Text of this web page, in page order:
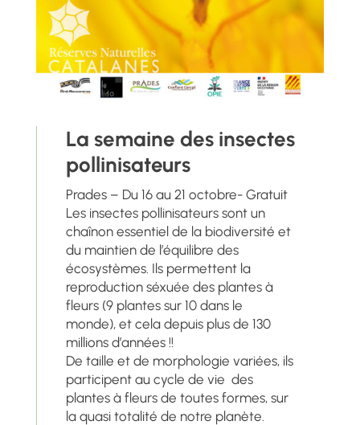
La semaine des insectes
pollinisateurs
Prades – Du 16 au 21 octobre- Gratuit
Les insectes pollinisateurs sont un
chaînon essentiel de la biodiversité et
du maintien de l’équilibre des
écosystèmes. Ils permettent la
reproduction séxuée des plantes à
fleurs (9 plantes sur 10 dans le
monde), et cela depuis plus de 130
millions d’années !!
De taille et de morphologie variées, ils
participent au cycle de vie des
plantes à fleurs de toutes formes, sur
la quasi totalité de notre planète.